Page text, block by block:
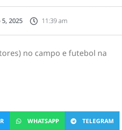
2025 11:39 am
no campo e futebol na
WHATSAPP TELEGRAM